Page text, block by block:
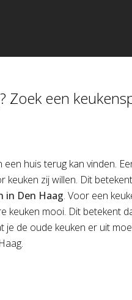
Zoek een
huis terug kan vinden.
zij willen. Dit
in Den Haag. Voor een
keuken mooi. Dit betekent
de oude keuken er uit